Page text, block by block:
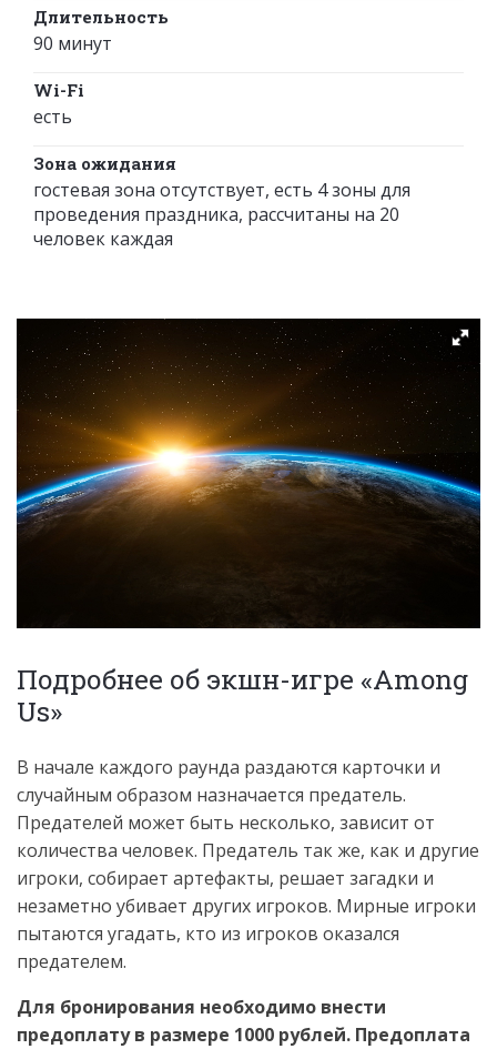
Длительность
90 минут
Wi-Fi
есть
Зона ожидания
гостевая зона отсутствует, есть 4 зоны для
проведения праздника, рассчитаны на 20
человек каждая
Подробнее об экшн-игре «Among
Us»
В начале каждого раунда раздаются карточки и
случайным образом назначается предатель.
Предателей может быть несколько, зависит от
количества человек. Предатель так же, как и другие
игроки, собирает артефакты, решает загадки и
незаметно убивает других игроков. Мирные игроки
пытаются угадать, кто из игроков оказался
предателем.
Для бронирования необходимо внести
предоплату в размере 1000 рублей. Предоплата